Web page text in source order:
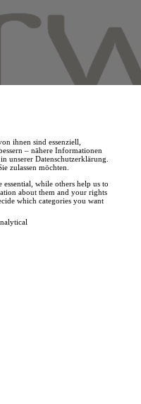
ihnen sind essenziell,
– nähere Informationen
unserer Datenschutzerklärung.
zulassen möchten.
essential, while others help us to
about them and your rights
which categories you want